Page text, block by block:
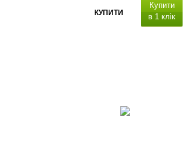
КУПИТИ
Купити
в 1 клік